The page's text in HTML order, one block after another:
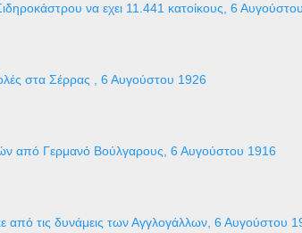
να εχει 11.441 κατοίκους, 6
στα Σέρρας , 6 Αυγούστου 1926
από Γερμανό Βούλγαρους, 6 Αυγούστου 1916
από τις δυνάμεις των Αγγλογάλλων, 6 Αυγούστου